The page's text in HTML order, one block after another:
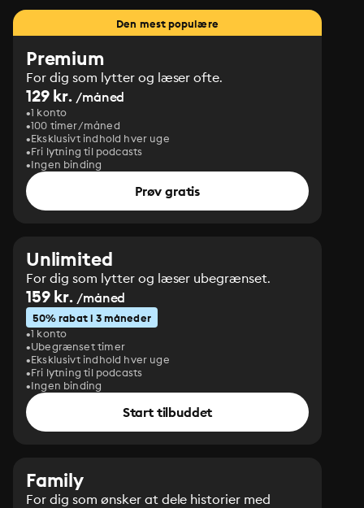
Den mest populære
Premium
For dig som lytter og læser ofte.
129 kr. /måned
1 konto
100 timer/måned
Eksklusivt indhold hver uge
Fri lytning til podcasts
Ingen binding
Prøv gratis
Unlimited
For dig som lytter og læser ubegrænset.
159 kr. /måned
50% rabat i 3 måneder
1 konto
Ubegrænset timer
Eksklusivt indhold hver uge
Fri lytning til podcasts
Ingen binding
Start tilbuddet
Family
For dig som ønsker at dele historier med